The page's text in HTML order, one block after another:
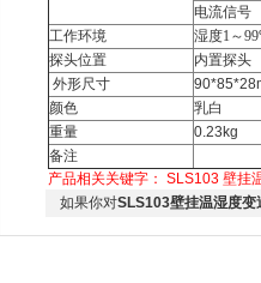
电流信号
工作环境
湿度1～
探头位置
内置探头
外形尺寸
颜色
乳白
重量
0.23kg
备注
产品相关关键字： SLS103 壁挂
如果你对SLS103壁挂温湿度变